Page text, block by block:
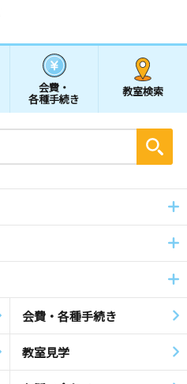
会費・
各種手続き
教室検索
会費・各種手続き
教室見学